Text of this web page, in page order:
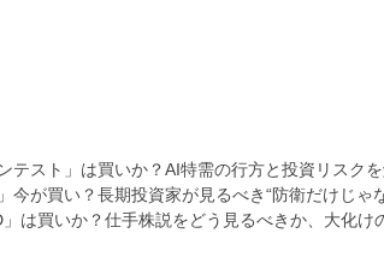
テスト」は買いか？AI特需の行方と投資リスク
今が買い？長期投資家が見るべき“防衛だけじゃ
は買いか？仕手株説をどう見るべきか、大化け